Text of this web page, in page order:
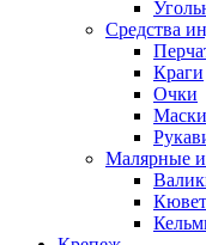
Средства
Краги
Очки
Малярные